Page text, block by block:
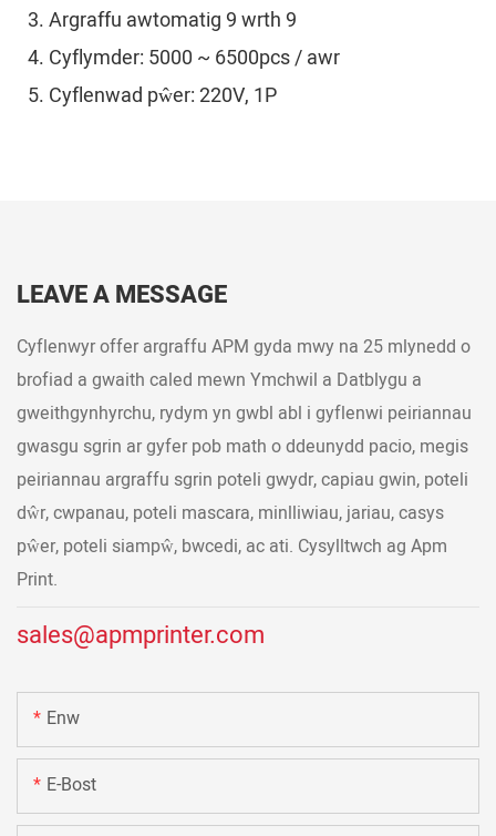
3. Argraffu awtomatig 9 wrth 9
4. Cyflymder: 5000 ~ 6500pcs / awr
5. Cyflenwad pŵer: 220V, 1P
LEAVE A MESSAGE
Cyflenwyr offer argraffu APM gyda mwy na 25 mlynedd o
brofiad a gwaith caled mewn Ymchwil a Datblygu a
gweithgynhyrchu, rydym yn gwbl abl i gyflenwi peiriannau
gwasgu sgrin ar gyfer pob math o ddeunydd pacio, megis
peiriannau argraffu sgrin poteli gwydr, capiau gwin, poteli
dŵr, cwpanau, poteli mascara, minlliwiau, jariau, casys
pŵer, poteli siampŵ, bwcedi, ac ati. Cysylltwch ag Apm
Print.
sales@apmprinter.com
Enw
E-Bost